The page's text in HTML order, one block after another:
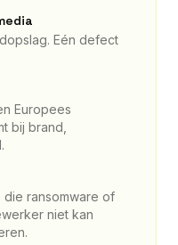
Eén defect
Europees
bij brand,
ransomware of
niet kan